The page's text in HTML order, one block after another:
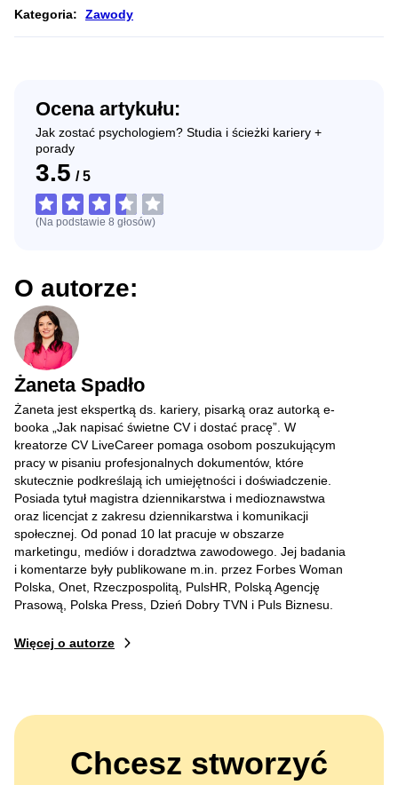
Kategoria: Zawody
Ocena artykułu:
Jak zostać psychologiem? Studia i ścieżki kariery +
porady
3.5 / 5
(Na podstawie 8 głosów)
O autorze:
Żaneta Spadło
Żaneta jest ekspertką ds. kariery, pisarką oraz autorką e-
booka „Jak napisać świetne CV i dostać pracę”. W
kreatorze CV LiveCareer pomaga osobom poszukującym
pracy w pisaniu profesjonalnych dokumentów, które
skutecznie podkreślają ich umiejętności i doświadczenie.
Posiada tytuł magistra dziennikarstwa i medioznawstwa
oraz licencjat z zakresu dziennikarstwa i komunikacji
społecznej. Od ponad 10 lat pracuje w obszarze
marketingu, mediów i doradztwa zawodowego. Jej badania
i komentarze były publikowane m.in. przez Forbes Woman
Polska, Onet, Rzeczpospolitą, PulsHR, Polską Agencję
Prasową, Polska Press, Dzień Dobry TVN i Puls Biznesu.
Więcej o autorze
Chcesz stworzyć